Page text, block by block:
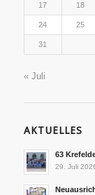
17 18
24 25
31
« Juli
AKTUELLES
63
29. Juli